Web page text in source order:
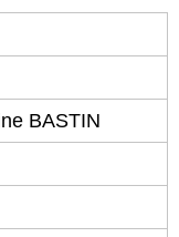
BASTIN